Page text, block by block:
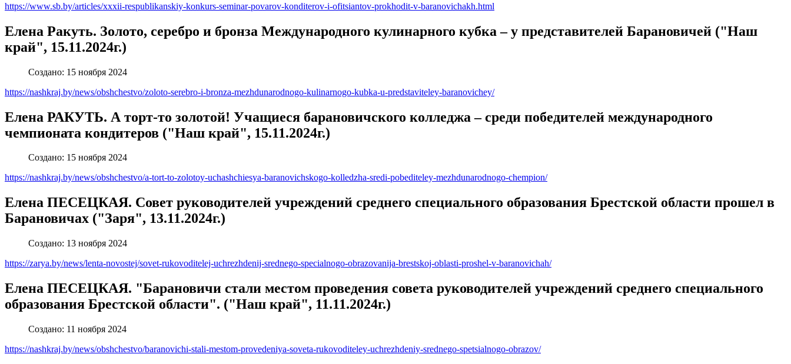
https://www.sb.by/articles/xxxii-respublikanskiy-konkurs-seminar-povarov-konditerov-i-ofitsiantov-prokhodit-v-baranovichakh.html
Елена Ракуть. Золото, серебро и бронза Международного кулинарного кубка – у представителей Барановичей ("Наш
край", 15.11.2024г.)
Создано: 15 ноября 2024
https://nashkraj.by/news/obshchestvo/zoloto-serebro-i-bronza-mezhdunarodnogo-kulinarnogo-kubka-u-predstaviteley-baranovichey/
Елена РАКУТЬ. А торт-то золотой! Учащиеся барановичского колледжа – среди победителей международного
чемпионата кондитеров ("Наш край", 15.11.2024г.)
Создано: 15 ноября 2024
https://nashkraj.by/news/obshchestvo/a-tort-to-zolotoy-uchashchiesya-baranovichskogo-kolledzha-sredi-pobediteley-mezhdunarodnogo-chempion/
Елена ПЕСЕЦКАЯ. Совет руководителей учреждений среднего специального образования Брестской области прошел в
Барановичах ("Заря", 13.11.2024г.)
Создано: 13 ноября 2024
https://zarya.by/news/lenta-novostej/sovet-rukovoditelej-uchrezhdenij-srednego-specialnogo-obrazovanija-brestskoj-oblasti-proshel-v-baranovichah/
Елена ПЕСЕЦКАЯ. "Барановичи стали местом проведения совета руководителей учреждений среднего специального
образования Брестской области". ("Наш край", 11.11.2024г.)
Создано: 11 ноября 2024
https://nashkraj.by/news/obshchestvo/baranovichi-stali-mestom-provedeniya-soveta-rukovoditeley-uchrezhdeniy-srednego-spetsialnogo-obrazov/